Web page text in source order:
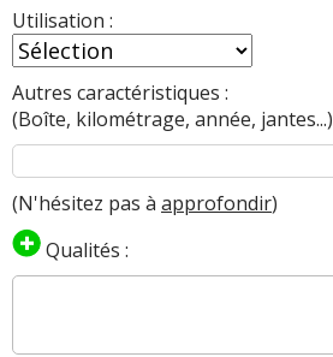
Utilisation :
Autres caractéristiques :
(Boîte, kilométrage, année, jantes...)
(N'hésitez pas à approfondir)
Qualités :